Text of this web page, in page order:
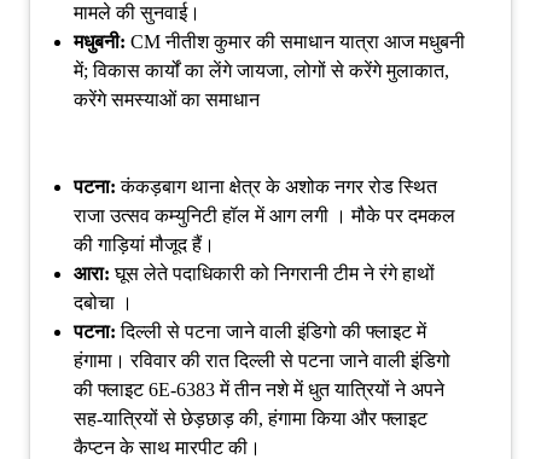
मामले की सुनवाई।
मधुबनी: CM नीतीश कुमार की समाधान यात्रा आज मधुबनी
में; विकास कार्यों का लेंगे जायजा, लोगों से करेंगे मुलाकात,
करेंगे समस्याओं का समाधान
पटना:कंकड़बाग थाना क्षेत्र के अशोक नगर रोड स्थित
राजा उत्सव कम्युनिटी हॉल में आग लगी । मौके पर दमकल
की गाड़ियां मौजूद हैं।
आरा:घूस लेते पदाधिकारी को निगरानी टीम ने रंगे हाथों
दबोचा ।
पटना: दिल्ली से पटना जाने वाली इंडिगो की फ्लाइट में
हंगामा। रविवार की रात दिल्ली से पटना जाने वाली इंडिगो
की फ्लाइट 6E-6383 में तीन नशे में धुत यात्रियों ने अपने
सह-यात्रियों से छेड़छाड़ की, हंगामा किया और फ्लाइट
कैप्टन के साथ मारपीट की।